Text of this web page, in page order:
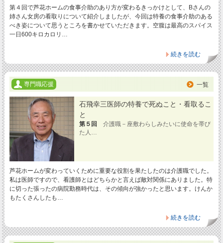
第４回で芦花ホームの食事介助のあり方が変わるきっかけとして、Bさんの
姉さん女房の看取りについて紹介しましたが、今回は特養の食事介助のある
べき姿について思うところを書かせていただきます。空腹は最高のスパイス
一日600キロカロリ…
続きを読む
専門職応援 一覧
石飛幸三医師の特養で死ぬこと・看取るこ
と
第５回
介護職－座敷わらしみたいに使命を帯び
た人…
芦花ホームが変わっていくために重要な役割を果たしたのは介護職でした。
私は医師ですので、看護師とはどちらかと言えば敵対関係にありました。特
に切った張ったの病院勤務時代は、その傾向が強かったと思います。けんか
もたくさんしたも…
続きを読む